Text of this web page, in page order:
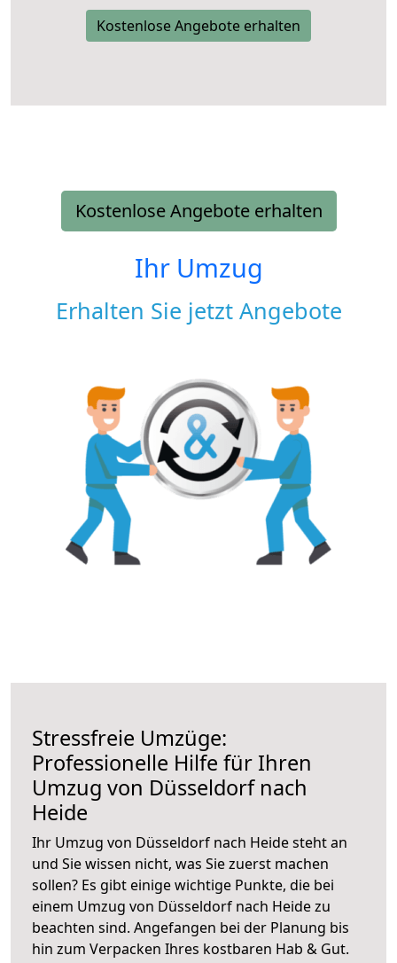
Kostenlose Angebote erhalten
Kostenlose Angebote erhalten
Ihr Umzug
Erhalten Sie jetzt Angebote
Stressfreie Umzüge:
Professionelle Hilfe für Ihren
Umzug von Düsseldorf nach
Heide
Ihr Umzug von Düsseldorf nach Heide steht an
und Sie wissen nicht, was Sie zuerst machen
sollen? Es gibt einige wichtige Punkte, die bei
einem Umzug von Düsseldorf nach Heide zu
beachten sind. Angefangen bei der Planung bis
hin zum Verpacken Ihres kostbaren Hab & Gut.